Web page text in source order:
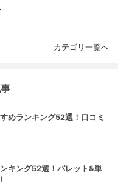
カテゴリ一覧へ
めランキング52選！口コミ
キング52選！パレット&単